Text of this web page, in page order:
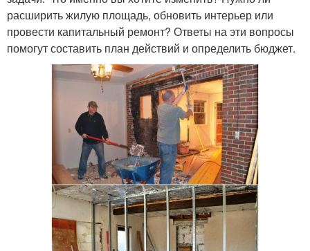
расширить жилую площадь, обновить интерьер или
провести капитальный ремонт? Ответы на эти вопросы
помогут составить план действий и определить бюджет.